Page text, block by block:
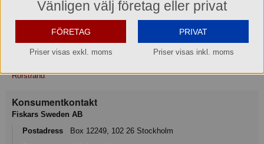
Produktinformation
Rörstrand
Konsumentkontakt
Fiskars Sweden AB
Postadress
Box 12249, 102 26 Stockholm
Vänligen välj företag eller privat
FÖRETAG
Priser visas exkl. moms
PRIVAT
Priser visas inkl. moms